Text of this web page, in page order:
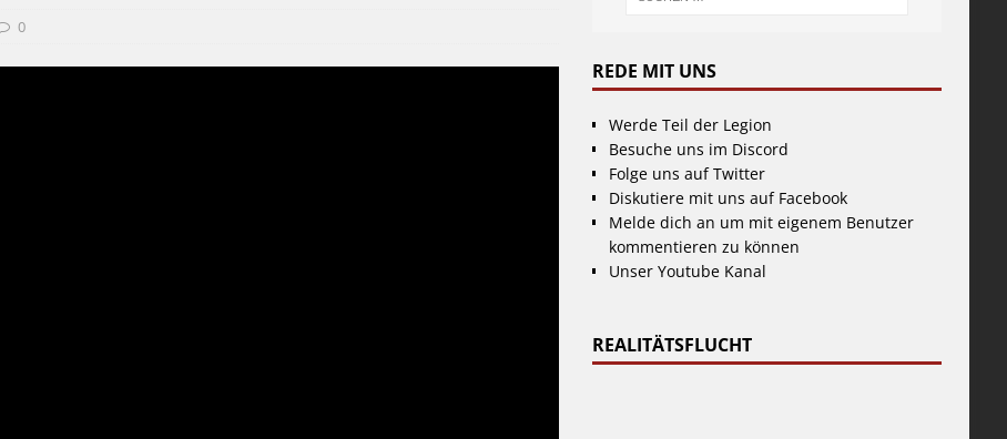
0
REDE MIT UNS
Werde Teil der Legion
Besuche uns im Discord
Folge uns auf Twitter
Diskutiere mit uns auf Facebook
Melde dich an um mit eigenem Benutzer
kommentieren zu können
Unser Youtube Kanal
REALITÄTSFLUCHT